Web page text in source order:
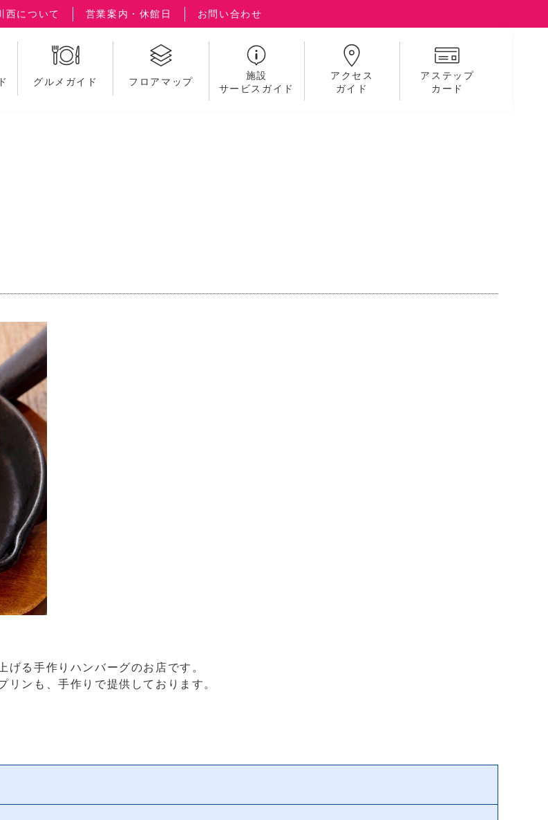
西について 営業案内・休館日 お問い合わせ
グルメガイド フロアマップ
施設
サービスガイド
アクセス
ガイド
アステップ
カード
る手作りハンバーグのお店です。
ンも、手作りで提供しております。